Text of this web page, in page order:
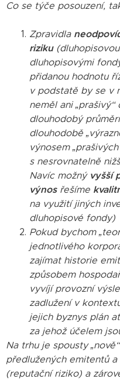
Co se týče posouzení,
Zpravidla
riziku
dluhopisovými
přidanou hodnotu
v podstatě by se v
neměl ani
dlouhodobý
dlouhodobě
výnosem
s nesrovnatelně
Navíc možný vyšší
výnosřešíme
na využití jiných
dluhopisové fondy)
Pokud bychom
jednotlivého
zajímat historie
způsobem
vyvíjí provozní
zadlužení v
jejich byznys plán
za jehož účelem
Na trhu je spousty
předlužených emitentů
(reputační riziko) a